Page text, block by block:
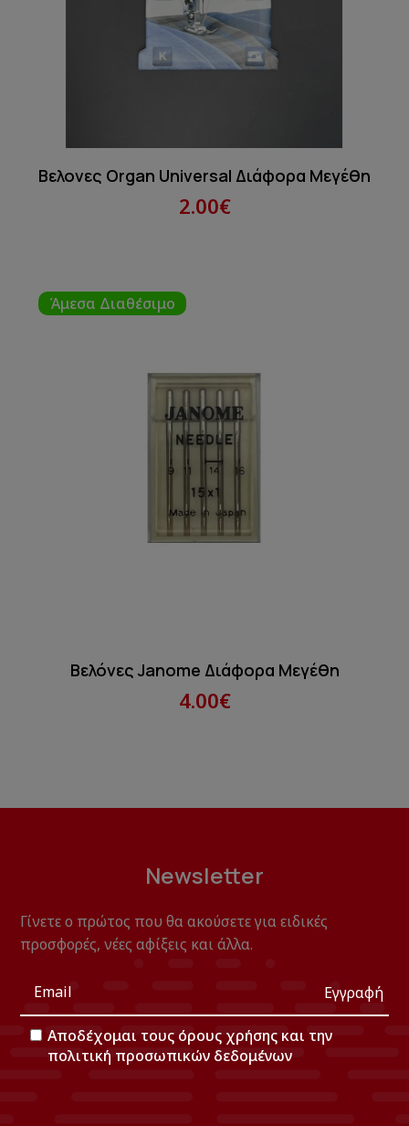
Βελονες Organ Universal Διάφορα Μεγέθη
2.00€
Άμεσα Διαθέσιμο
Βελόνες Janome Διάφορα Μεγέθη
4.00€
Newsletter
Γίνετε ο πρώτος που θα ακούσετε για ειδικές
προσφορές, νέες αφίξεις και άλλα.
Εγγραφή
Αποδέχομαι τους όρους χρήσης και την
πολιτική προσωπικών δεδομένων